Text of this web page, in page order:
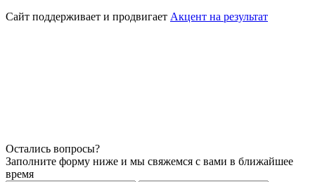
Сайт поддерживает и продвигает Акцент на результат
Остались вопросы?
Заполните форму ниже и мы свяжемся с вами в ближайшее
время